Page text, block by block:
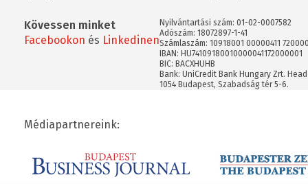
Kövessen minket
Facebookon és Linkedinen
Nyilvántartási szám: 01-02-0007582
Adószám: 18072897-1-41
Számlaszám: 10918001 00000411
IBAN: HU74109180010000041172000001
BIC: BACXHUHB
Bank: UniCredit Bank Hungary Zrt.
1054 Budapest, Szabadság tér 5-6.
Médiapartnereink: